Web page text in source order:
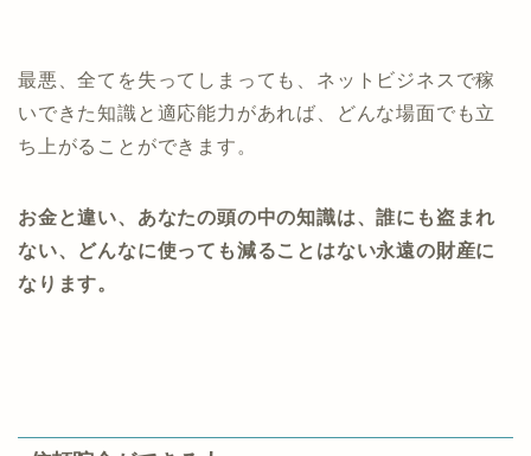
最悪、全てを失ってしまっても、ネットビジネスで稼
いできた知識と適応能力があれば、どんな場面でも立
ち上がることができます。
お金と違い、あなたの頭の中の知識は、誰にも盗まれ
ない、どんなに使っても減ることはない永遠の財産に
なります。